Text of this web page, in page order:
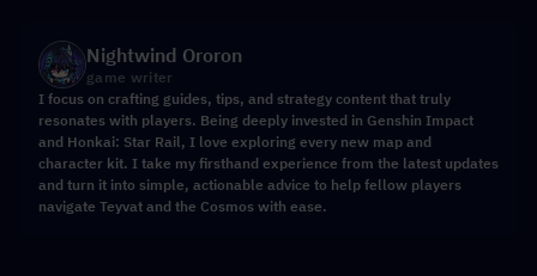
Nightwind Ororon
game writer
I focus on crafting guides, tips, and strategy content that truly
resonates with players. Being deeply invested in Genshin Impact
and Honkai: Star Rail, I love exploring every new map and
character kit. I take my firsthand experience from the latest updates
and turn it into simple, actionable advice to help fellow players
navigate Teyvat and the Cosmos with ease.